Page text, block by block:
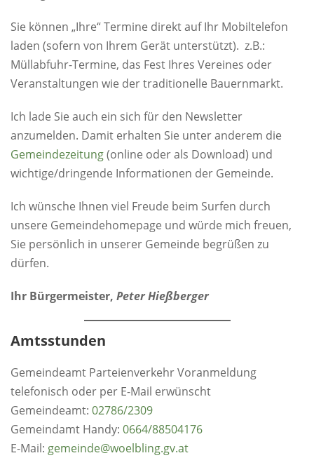
Sie können „Ihre“ Termine direkt auf Ihr Mobiltelefon
laden (sofern von Ihrem Gerät unterstützt). z.B.:
Müllabfuhr-Termine, das Fest Ihres Vereines oder
Veranstaltungen wie der traditionelle Bauernmarkt.
Ich lade Sie auch ein sich für den Newsletter
anzumelden. Damit erhalten Sie unter anderem die
Gemeindezeitung(online oder als Download) und
wichtige/dringende Informationen der Gemeinde.
Ich wünsche Ihnen viel Freude beim Surfen durch
unsere Gemeindehomepage und würde mich freuen,
Sie persönlich in unserer Gemeinde begrüßen zu
dürfen.
Ihr Bürgermeister, Peter Hießberger
Amtsstunden
Gemeindeamt Parteienverkehr Voranmeldung
telefonisch oder per E-Mail erwünscht
Gemeindeamt: 02786/2309
Gemeindamt Handy: 0664/88504176
E-Mail: gemeinde@woelbling.gv.at